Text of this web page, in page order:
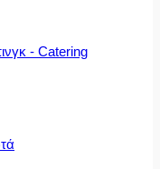
- Catering